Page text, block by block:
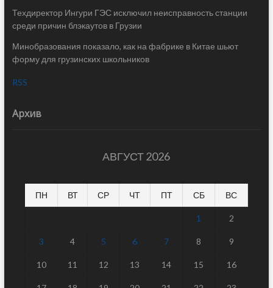
Техдиректор Ингури ГЭС исключил неисправность станции
среди причин блэкаутов в Грузии
Минобразования показало, как на фабрике в Китае шьют
форму для грузинских школьников
RSS
Архив
АВГУСТ 2026
ПН ВТ СР ЧТ ПТ СБ ВС
1 2
3 4 5 6 7 8 9
10 11 12 13 14 15 16